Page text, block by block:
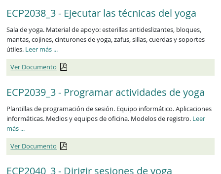
ECP2038_3 - Ejecutar las técnicas del yoga
Sala de yoga. Material de apoyo: esterillas antideslizantes, bloques,
mantas, cojines, cinturones de yoga, zafus, sillas, cuerdas y soportes
útiles. Leer más ...
Ver Documento
ECP2039_3 - Programar actividades de yoga
Plantillas de programación de sesión. Equipo informático. Aplicaciones
informáticas. Medios y equipos de oficina. Modelos de registro. Leer
más ...
Ver Documento
ECP2040_3 - Dirigir sesiones de yoga